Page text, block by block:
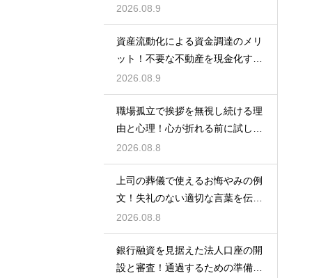
ナーの基本
2026.08.9
資産流動化による資金調達のメリ
ット！不要な不動産を現金化する
仕組み
2026.08.9
職場孤立で挨拶を無視し続ける理
由と心理！心が折れる前に試した
い関係改善策
2026.08.8
上司の葬儀で使えるお悔やみの例
文！失礼のない適切な言葉を伝え
る例文
2026.08.8
銀行融資を見据えた法人口座の開
設と審査！通過するための準備と